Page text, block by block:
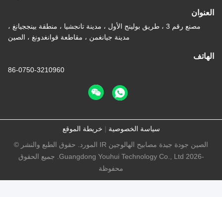
مصنع رقم 3 ، طريق بولينج الأول ، مدينة تانجشيا ، منطقة بينججيانغ ،
مدينة جيانغمن ، مقاطعة قوانغدونغ ، الصين
86-0750-3210960
سياسة الخصوصية|خريطة الموقع
الصين جودة جيدة مصابيح الهالوجين IR المورد. حقوق الطبع والنشر ©
-2026 Guangdong Youhui Technology Co., Ltd. جميع الحقوق
محفوظة